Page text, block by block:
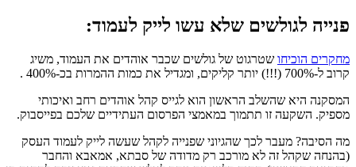
פנייה לגולשים שלא עשו לייק לעמוד:
מחקרים הוכיחו שטרגוט של גולשים שכבר אוהדים את העמוד, משיג
קרוב ל-700% (!!!) יותר קליקים, ומגדיל את כמות ההמרות בכ-400% .
המסקנה היא שהשלב הראשון הוא לגייס קהל אוהדים רחב ואיכותי
מספיק. השקעה זו תתמוך במאמצי הפרסום העתידיים שלכם בפייסבוק.
מה הסיבה? מעבר לכך שהגיוני שפנייה לקהל שעשה לייק לעמוד העסק
(בהנחה שקהל זה לא מורכב רק מדודה של סבתא, אמאבא והחבר